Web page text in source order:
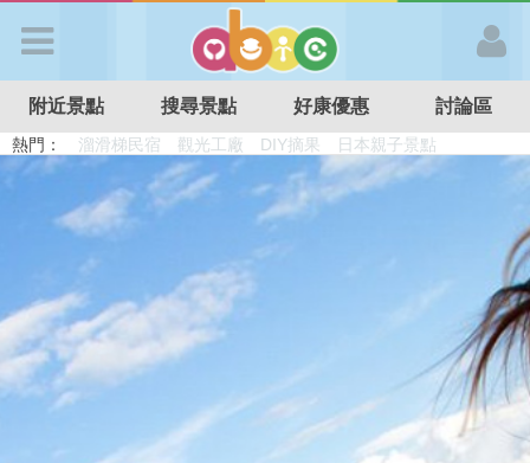
APP登入
首 頁
搜尋景點
好康優惠
附近景點 搜尋景點 好康優惠 討論區
熱門： 溜滑梯民宿 觀光工廠 DIY摘果
日本親子景點
特色遊戲場
親子住房優惠 台北親子餐廳 溫泉泡湯SPA